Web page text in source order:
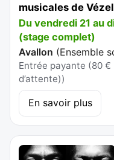
musicales de
Du vendredi 21 au
(stage complet)
Avallon (Ensemble
Entrée payante (80
d’attente))
En savoir plus